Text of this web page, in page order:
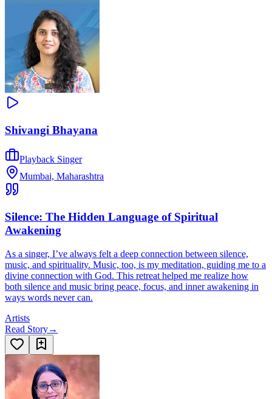
Shivangi Bhayana
Playback Singer
Mumbai, Maharashtra
Silence: The Hidden Language of Spiritual
Awakening
As a singer, I’ve always felt a deep connection between silence,
music, and spirituality. Music, too, is my meditation, guiding me to a
divine connection with God. This retreat helped me realize how
both silence and music bring peace, focus, and inner awakening in
ways words never can.
Artists
Read Story→